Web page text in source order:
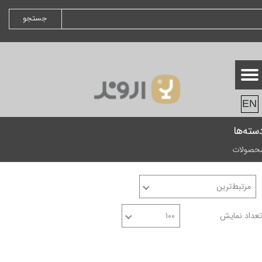
جستجو
EN
مرتبط‌ترین
تعداد نمایش ۱۰۰